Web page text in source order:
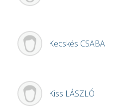
Kecskés CSABA
Kiss LÁSZLÓ